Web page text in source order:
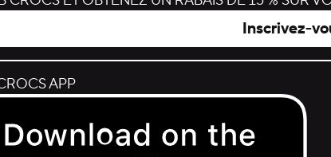
Inscrivez-
APP